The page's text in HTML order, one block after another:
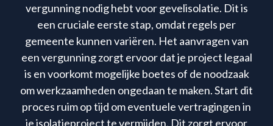
vergunning nodig hebt voor gevelisolatie. Dit is
een cruciale eerste stap, omdat regels per
gemeente kunnen variëren. Het aanvragen van
een vergunning zorgt ervoor dat je project legaal
is en voorkomt mogelijke boetes of de noodzaak
om werkzaamheden ongedaan te maken. Start dit
proces ruim op tijd om eventuele vertragingen in
je isolatieproject te vermijden. Dit zorgt ervoor